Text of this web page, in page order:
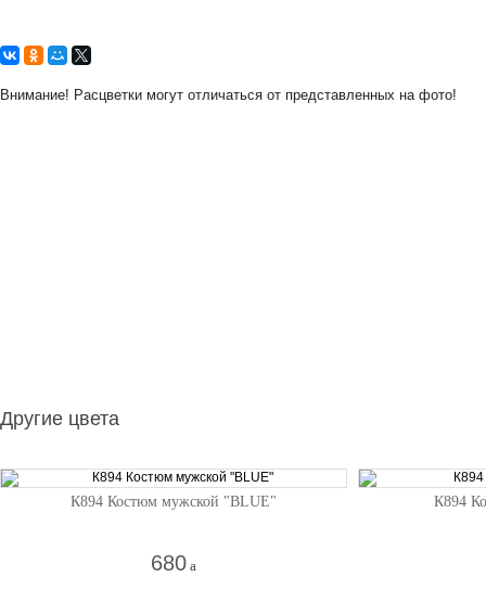
Внимание! Расцветки могут отличаться от представленных на фото!
Другие цвета
К894 Костюм мужской "BLUE"
680 a
К894